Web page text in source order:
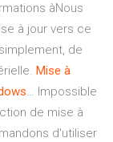
àNous
à jour vers ce
de
Mise à
… Impossible
de mise à
d'utiliser